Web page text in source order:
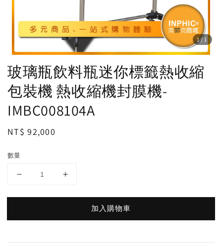
1/1
玻璃瓶飲料瓶迷你標籤熱收縮
包裝機 熱收縮機封膜機-
IMBC008104A
Regular
NT$ 92,000
數量
加入購物車